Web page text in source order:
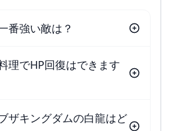
番強い敵は？
理でHP回復はできます
ザキングダムの白龍はど